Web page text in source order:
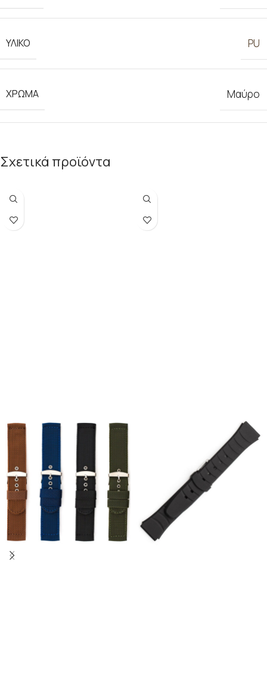
ΥΛΙΚΟ PU
ΧΡΩΜΑ Μαύρο
Σχετικά προϊόντα